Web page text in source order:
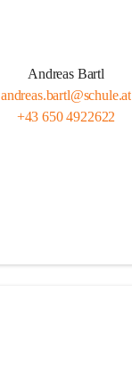
Andreas Bartl
andreas.bartl@schule.at
+43 650 4922622